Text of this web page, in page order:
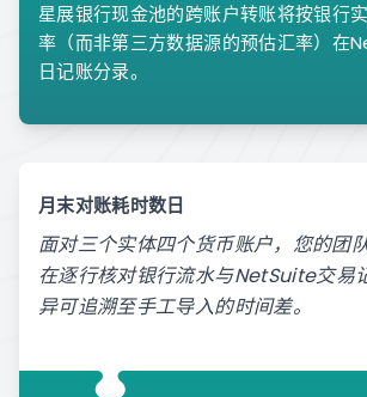
星展银行现金池的跨账户转账将按银行
率（而非第三方数据源的预估汇率）在
日记账分录。
月末对账耗时数日
面对三个实体四个货币账户，您的团
在逐行核对银行流水与NetSuite交易
异可追溯至手工导入的时间差。